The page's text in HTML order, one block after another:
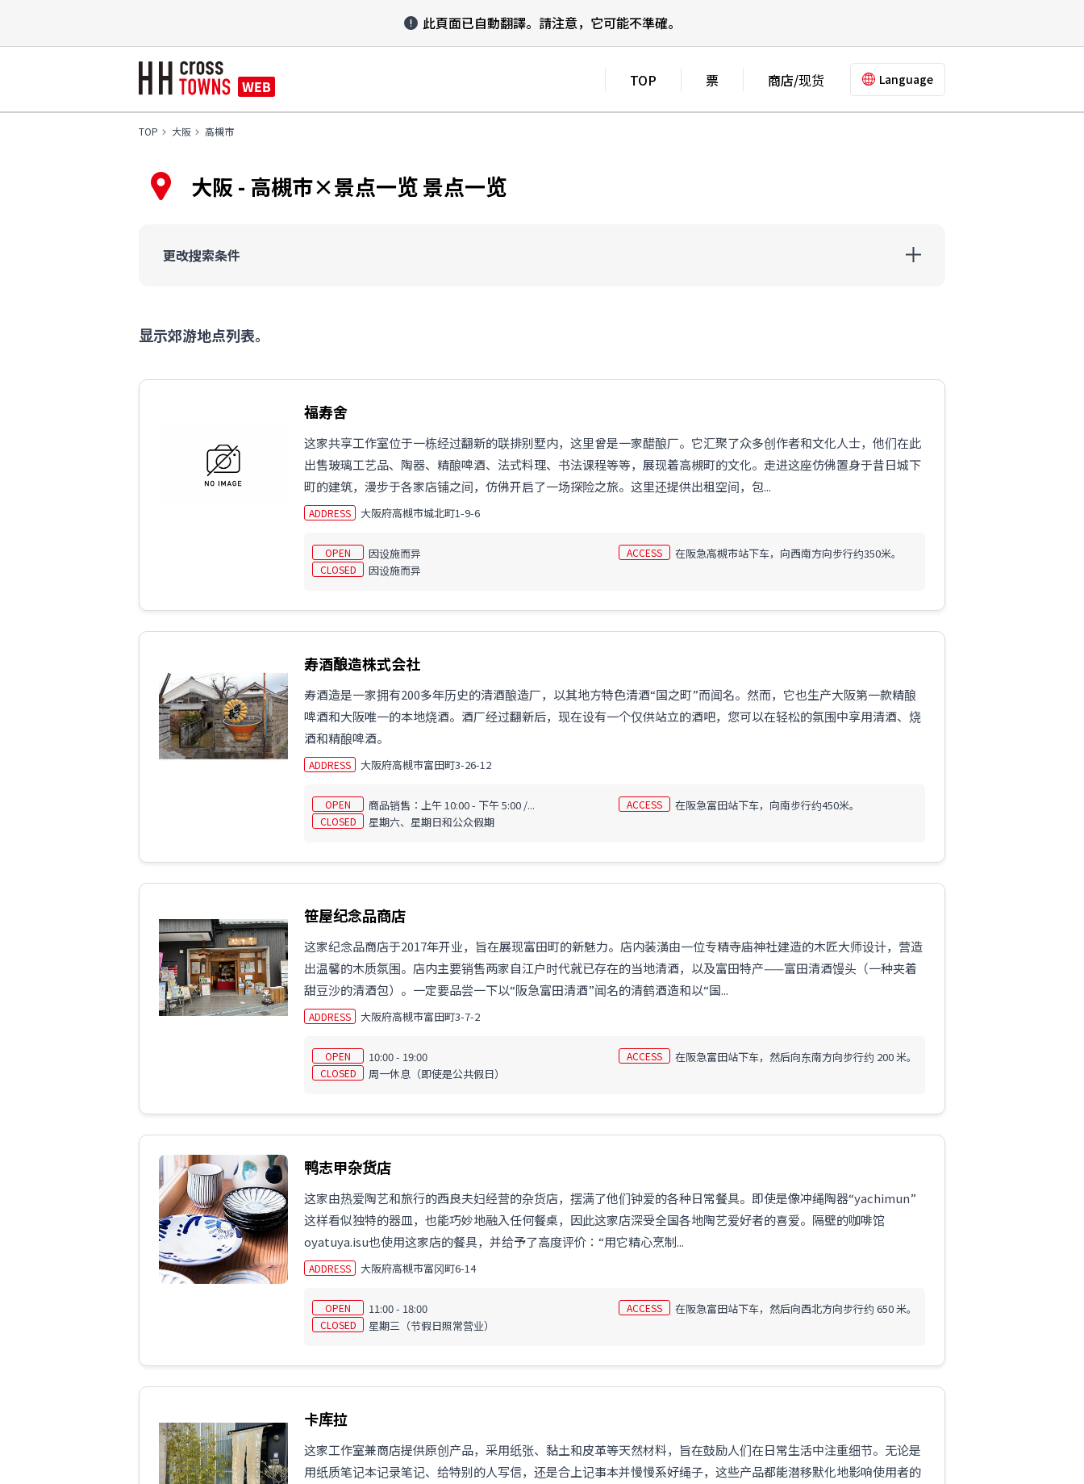
此頁面已自動翻譯。 請注意，它可能不準確。
Language
TOP 票 商店/现货
TOP 大阪 高槻市
大阪 - 高槻市×景点一览 景点一览
更改搜索条件
显示郊游地点列表。
福寿舍
这家共享工作室位于一栋经过翻新的联排别墅内，这里曾是一家醋酿厂。它汇聚了众多创作者和文化人士，他们在此
出售玻璃工艺品、陶器、精酿啤酒、法式料理、书法课程等等，展现着高槻町的文化。走进这座仿佛置身于昔日城下
町的建筑，漫步于各家店铺之间，仿佛开启了一场探险之旅。这里还提供出租空间，包...
ADDRESS 大阪府高槻市城北町1-9-6
OPEN 因设施而异
CLOSED 因设施而异
ACCESS 在阪急高槻市站下车，向西南方向步行约350米。
寿酒酿造株式会社
寿酒造是一家拥有200多年历史的清酒酿造厂，以其地方特色清酒“国之町”而闻名。然而，它也生产大阪第一款精酿
啤酒和大阪唯一的本地烧酒。酒厂经过翻新后，现在设有一个仅供站立的酒吧，您可以在轻松的氛围中享用清酒、烧
酒和精酿啤酒。
ADDRESS 大阪府高槻市富田町3-26-12
OPEN 商品销售：上午 10:00 - 下午 5:00 /...
CLOSED 星期六、星期日和公众假期
ACCESS 在阪急富田站下车，向南步行约450米。
笹屋纪念品商店
这家纪念品商店于2017年开业，旨在展现富田町的新魅力。店内装潢由一位专精寺庙神社建造的木匠大师设计，营造
出温馨的木质氛围。店内主要销售两家自江户时代就已存在的当地清酒，以及富田特产——富田清酒馒头（一种夹着
甜豆沙的清酒包）。一定要品尝一下以“阪急富田清酒”闻名的清鹤酒造和以“国...
ADDRESS 大阪府高槻市富田町3-7-2
OPEN 10:00 - 19:00
CLOSED 周一休息（即使是公共假日）
ACCESS 在阪急富田站下车，然后向东南方向步行约 200 米。
鸭志甲杂货店
这家由热爱陶艺和旅行的西良夫妇经营的杂货店，摆满了他们钟爱的各种日常餐具。即使是像冲绳陶器“yachimun”
这样看似独特的器皿，也能巧妙地融入任何餐桌，因此这家店深受全国各地陶艺爱好者的喜爱。隔壁的咖啡馆
oyatuya.isu也使用这家店的餐具，并给予了高度评价：“用它精心烹制...
ADDRESS 大阪府高槻市富冈町6-14
OPEN 11:00 - 18:00
CLOSED 星期三（节假日照常营业）
ACCESS 在阪急富田站下车，然后向西北方向步行约 650 米。
卡库拉
这家工作室兼商店提供原创产品，采用纸张、黏土和皮革等天然材料，旨在鼓励人们在日常生活中注重细节。无论是
用纸质笔记本记录笔记、给特别的人写信，还是合上记事本并慢慢系好绳子，这些产品都能潜移默化地影响使用者的